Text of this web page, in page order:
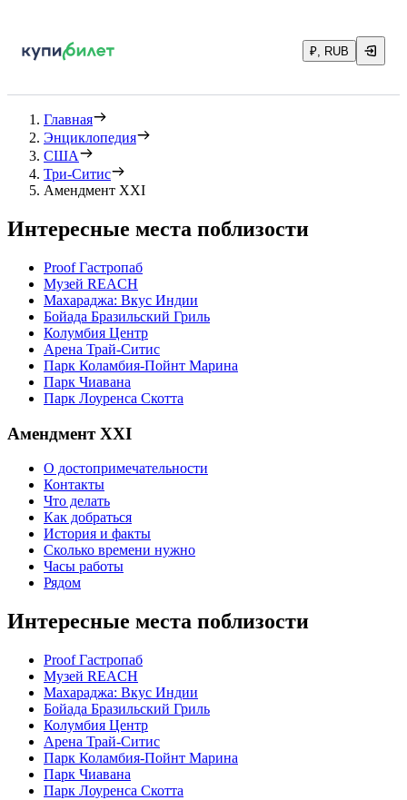
₽, RUB
Главная
Энциклопедия
США
Три-Ситис
Амендмент XXI
Интересные места поблизости
Proof Гастропаб
Музей REACH
Махараджа: Вкус Индии
Бойада Бразильский Гриль
Колумбия Центр
Арена Трай-Ситис
Парк Коламбия-Пойнт Марина
Парк Чиавана
Парк Лоуренса Скотта
Амендмент XXI
О достопримечательности
Контакты
Что делать
Как добраться
История и факты
Сколько времени нужно
Часы работы
Рядом
Интересные места поблизости
Proof Гастропаб
Музей REACH
Махараджа: Вкус Индии
Бойада Бразильский Гриль
Колумбия Центр
Арена Трай-Ситис
Парк Коламбия-Пойнт Марина
Парк Чиавана
Парк Лоуренса Скотта